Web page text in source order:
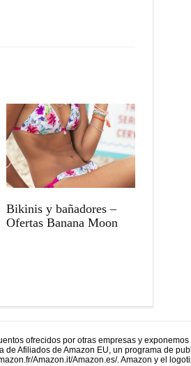
Bikinis y bañadores –
Ofertas Banana Moon
ofrecidos por otras empresas y
Afiliados de Amazon EU, un programa de
Amazon.it/Amazon.es/. Amazon y el